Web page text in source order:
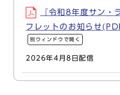
『令和8年度サン・
フレットのお知らせ
別ウィンドウで開く
2026年4月8日配信